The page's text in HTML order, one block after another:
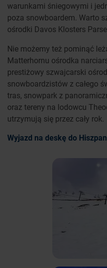
warunkami śniegowymi i
poza snowboardem. Warto
ośrodki Davos Klosters
Nie możemy też pominąć
Matterhornu ośrodka
prestiżowy szwajcarski
snowboardzistów z całego
tras, snowpark z
oraz tereny na lodowcu
utrzymują się przez cały rok.
Wyjazd na deskę do